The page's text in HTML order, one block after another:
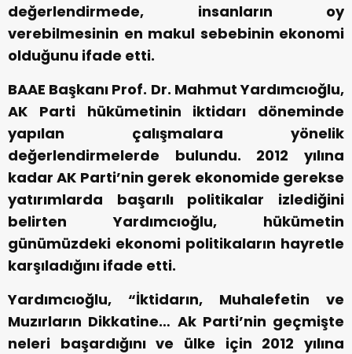
değerlendirmede, insanların oy
verebilmesinin en makul sebebinin ekonomi
olduğunu ifade etti.
BAAE Başkanı Prof. Dr. Mahmut Yardımcıoğlu,
AK Parti hükümetinin iktidarı döneminde
yapılan çalışmalara yönelik
değerlendirmelerde bulundu. 2012 yılına
kadar AK Parti’nin gerek ekonomide gerekse
yatırımlarda başarılı politikalar izlediğini
belirten Yardımcıoğlu, hükümetin
günümüzdeki ekonomi politikaların hayretle
karşıladığını ifade etti.
Yardımcıoğlu, “İktidarın, Muhalefetin ve
Muzırların Dikkatine… Ak Parti’nin geçmişte
neleri başardığını ve ülke için 2012 yılına